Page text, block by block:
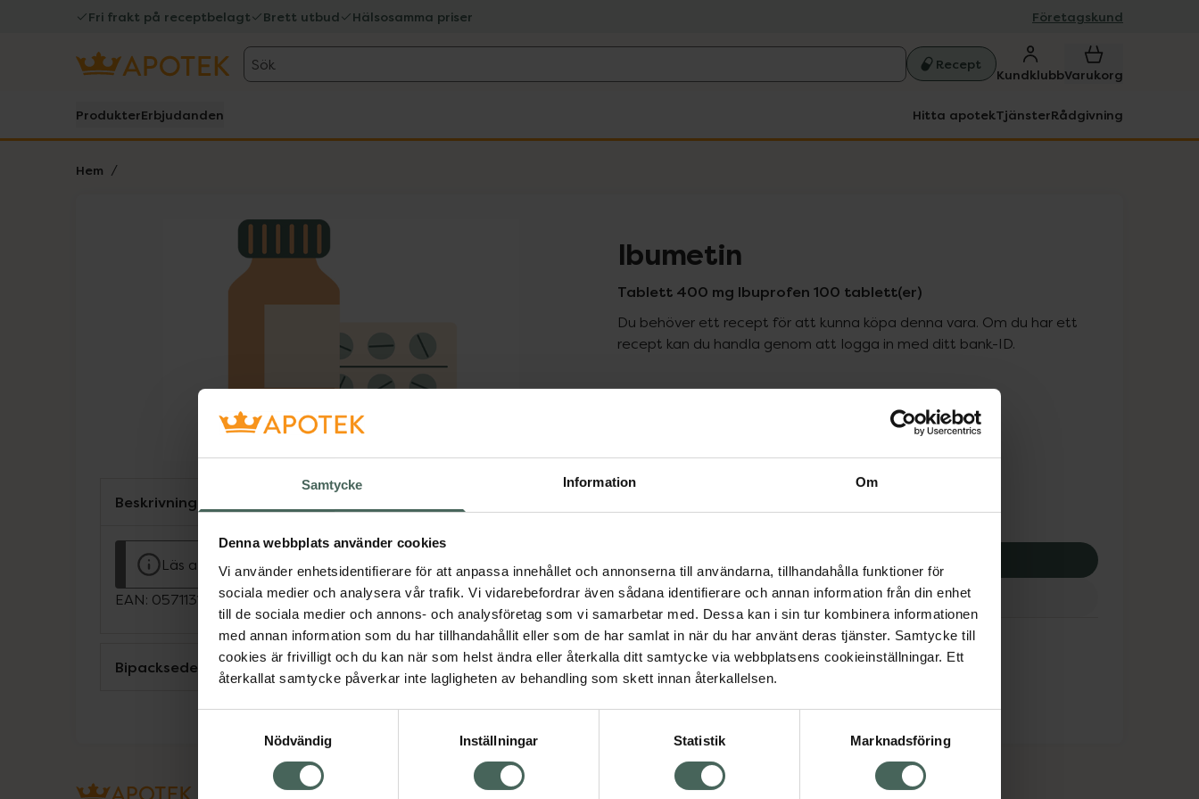
Samtycke Information Om
Denna webbplats använder cookies
Vi använder enhetsidentifierare för att anpassa innehållet och annonserna till användarna, tillhandahålla funktioner för
sociala medier och analysera vår trafik. Vi vidarebefordrar även sådana identifierare och annan information från din enhet
till de sociala medier och annons- och analysföretag som vi samarbetar med. Dessa kan i sin tur kombinera informationen
med annan information som du har tillhandahållit eller som de har samlat in när du har använt deras tjänster. Samtycke till
cookies är frivilligt och du kan när som helst ändra eller återkalla ditt samtycke via webbplatsens cookieinställningar. Ett
återkallat samtycke påverkar inte lagligheten av behandling som skett innan återkallelsen.
Nödvändig
Inställningar Statistik Marknadsföring
Fri frakt på receptbelagt Brett utbud Hälsosamma priser Företagskund
Sök Recept
KundklubbVarukorg
ProdukterErbjudanden Hitta apotekTjänsterRådgivning
Hem
Lista: . Innehåller 1 objekt. Ibumetin
Tablett 400 mg Ibuprofen 100 tablett(er)
Du behöver ett recept för att kunna köpa denna vara. Om du har ett
recept kan du handla genom att logga in med ditt bank-ID.
Pris med recept
Högkostnadsskyddet gäller
104,94 kr
I apotek:104,94 kr
Köp via ditt recept
Fler produkter från Ibumetin
Aktuella erbjudanden
Beskrivning
Läs alltid bipacksedeln innan användning.
EAN: 05711313003095
Bipacksedel från FASS Visa
Om recept och läkemedel